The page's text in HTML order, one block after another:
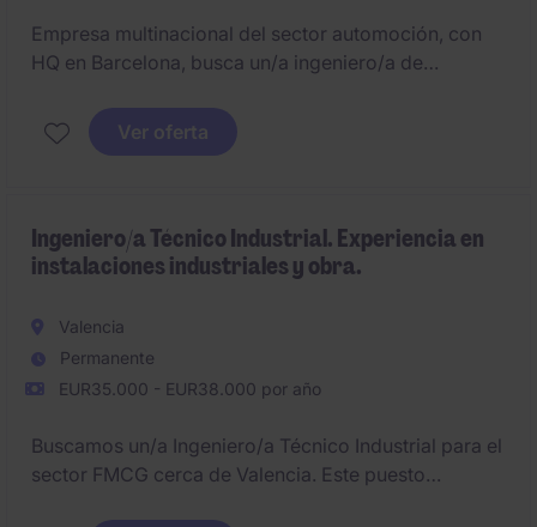
Empresa multinacional del sector automoción, con
HQ en Barcelona, busca un/a ingeniero/a de
Ver oferta
Ingeniero/a Técnico Industrial. Experiencia en
instalaciones industriales y obra.
Valencia
Permanente
EUR35.000 - EUR38.000 por año
Buscamos un/a Ingeniero/a Técnico Industrial para el
sector FMCG cerca de Valencia. Este puesto